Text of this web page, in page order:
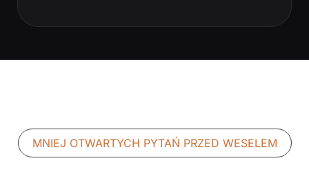
MNIEJ OTWARTYCH PYTAŃ PRZED WESELEM